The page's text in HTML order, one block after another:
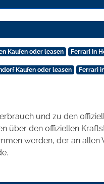
Kaufen oder leasen Ferrari in
Kaufen oder leasen Ferrari
und zu den
über den offiziellen
werden, der an